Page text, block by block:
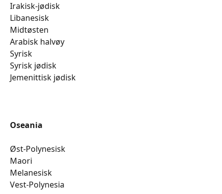
​​​​​​​​​​​​Irakisk-jødisk
​​​​​​​​​​​​Libanesisk
​​​​​​​​​​​​Midtøsten
​​​​​​​​​​​​Arabisk halvøy
​​​​​​​​​​​​Syrisk
​​​​​​​​​​​​Syrisk jødisk
​​​​​​​​​​​​Jemenittisk jødisk
Oseania
Øst-Polynesisk
​​​​​​​​​​​​Maori
​​​​​​​​​​​​Melanesisk
​​​​​​​​​​​​Vest-Polynesia​